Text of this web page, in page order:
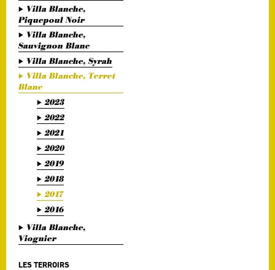
Villa Blanche,
Piquepoul Noir
Villa Blanche,
Sauvignon Blanc
Villa Blanche, Syrah
Villa Blanche, Terret
Blanc
2023
2022
2021
2020
2019
2018
2017
2016
Villa Blanche,
Viognier
LES TERROIRS